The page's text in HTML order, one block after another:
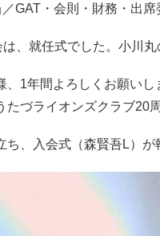
GAT・会則・財務・出席
、就任式でした。小川丸
、1年間よろしくお願いし
たづライオンズクラブ20
ち、入会式（森賢吾L）が